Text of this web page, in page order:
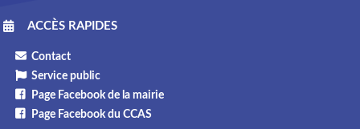
ACCÈS RAPIDES
Contact
Service public
Page Facebook de la mairie
Page Facebook du CCAS